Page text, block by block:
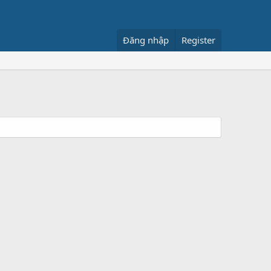
Đăng nhập Register